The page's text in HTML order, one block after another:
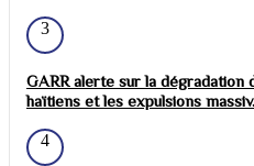
3
GARR alerte sur la dégradation
haïtiens et les expulsions
4